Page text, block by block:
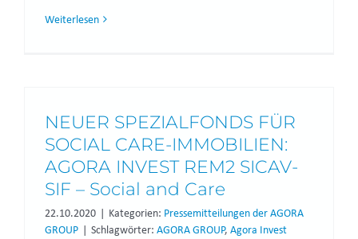
Weiterlesen
NEUER SPEZIALFONDS FÜR
SOCIAL CARE-IMMOBILIEN:
AGORA INVEST REM2 SICAV-
SIF – Social and Care
22.10.2020 | Kategorien: Pressemitteilungen der AGORA
GROUP | Schlagwörter: AGORA GROUP, Agora Invest